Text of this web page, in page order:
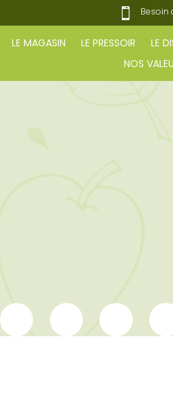
 Besoin
LE MAGASIN LE PRESSOIR
LE
NOS